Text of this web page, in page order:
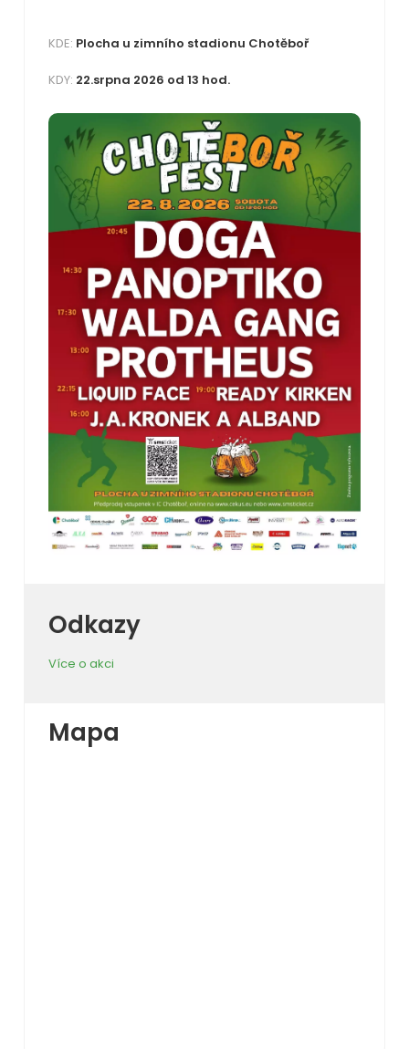
KDE: Plocha u zimního stadionu Chotěboř
KDY: 22.srpna 2026 od 13 hod.
Odkazy
Více o akci
Mapa